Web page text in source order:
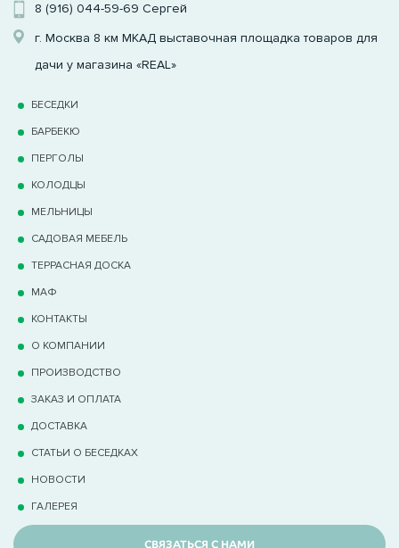
8 (916) 044-59-69 Сергей
г. Москва 8 км МКАД выставочная площадка товаров для
дачи у магазина «REAL»
БЕСЕДКИ
БАРБЕКЮ
ПЕРГОЛЫ
КОЛОДЦЫ
МЕЛЬНИЦЫ
САДОВАЯ МЕБЕЛЬ
ТЕРРАCНАЯ ДОСКА
МАФ
КОНТАКТЫ
О КОМПАНИИ
ПРОИЗВОДСТВО
ЗАКАЗ И ОПЛАТА
ДОСТАВКА
СТАТЬИ О БЕСЕДКАХ
НОВОСТИ
ГАЛЕРЕЯ
СВЯЗАТЬСЯ С НАМИ